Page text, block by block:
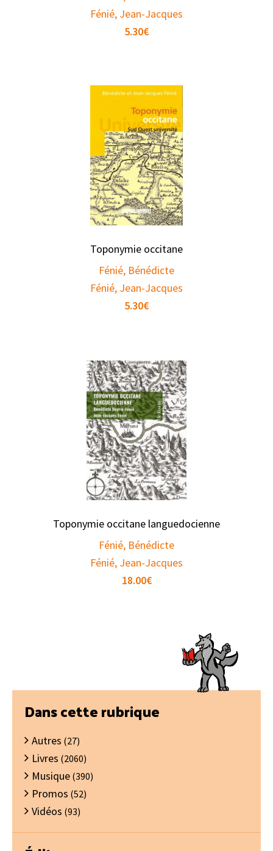
Fénié, Jean-Jacques
5.30€
Toponymie occitane
Fénié, Bénédicte
Fénié, Jean-Jacques
5.30€
Toponymie occitane languedocienne
Fénié, Bénédicte
Fénié, Jean-Jacques
18.00€
Barre
latérale
principale
Dans cette rubrique
Autres (27)
Livres (2060)
Musique (390)
Promos (52)
Vidéos (93)